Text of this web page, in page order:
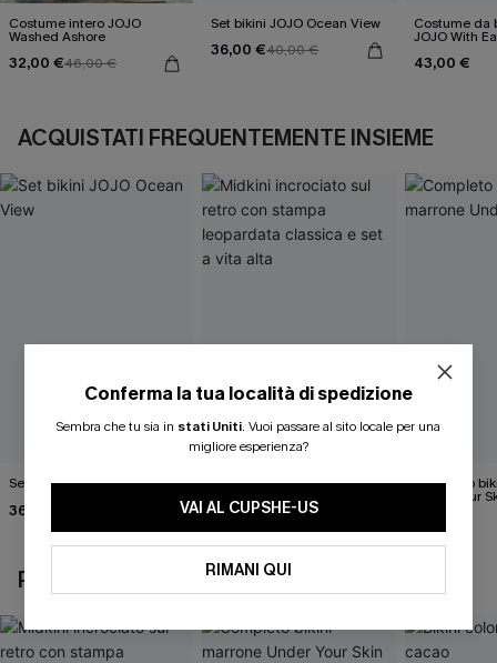
Costume intero JOJO
Washed Ashore
32,00 €46,00 €
Set bikini JOJO Ocean View
36,00 €40,00 €
Costume da
JOJO With
43,00 €
ACQUISTATI FREQUENTEMENTE INSIEME
Set bikini JOJO Ocean View
36,00 €
Midkini incrociato sul retro
classica e set a vita alta
Completo
Under Your
POTREBBE INTERESSARTI ANCHE
Conferma la tua località di spedizione
Sembra che tu sia in stati Uniti. Vuoi passare al sito locale per una
migliore esperienza?
VAI AL CUPSHE-US
RIMANI QUI